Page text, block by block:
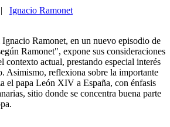
Ignacio Ramonet
Ramonet, en un nuevo episodio de
Ramonet", expone sus consideraciones
contexto actual, prestando especial interés
Asimismo, reflexiona sobre la importante
el papa León XIV a España, con énfasis
sitio donde se concentra buena parte